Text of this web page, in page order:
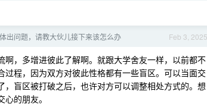
Feb 3, 2025
出问题，请教大伙儿接下来该怎么办
，多增进彼此了解啊。就跟大学舍友一样，以前都不
程，因为双方对彼此性格都有一些盲区。可以当面交
盲区被打破之后，也许对方可以调整相处方式的。想
的朋友。